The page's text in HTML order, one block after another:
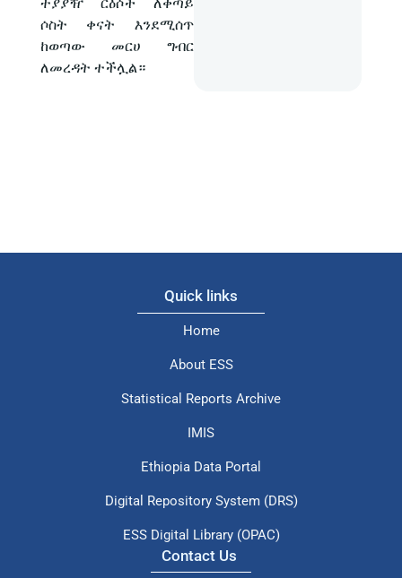
ሶስት ቀናት እንደሚሰጥ
ከወጣው መርሀ ግብር
ለመረዳት ተችሏል።
Quick links
Home
About ESS
Statistical Reports Archive
IMIS
Ethiopia Data Portal
Digital Repository System (DRS)
ESS Digital Library (OPAC)
Contact Us